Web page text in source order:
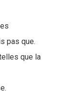
pas que.
que la